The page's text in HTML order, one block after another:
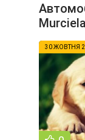
30 ЖОВТНЯ